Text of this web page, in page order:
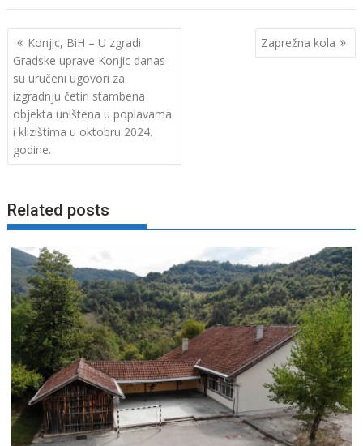
Navigacija
objava
Konjic, BiH – U zgradi
Gradske uprave Konjic danas
su uručeni ugovori za
izgradnju četiri stambena
objekta uništena u poplavama
i klizištima u oktobru 2024.
godine.
Zaprežna kola
Related posts